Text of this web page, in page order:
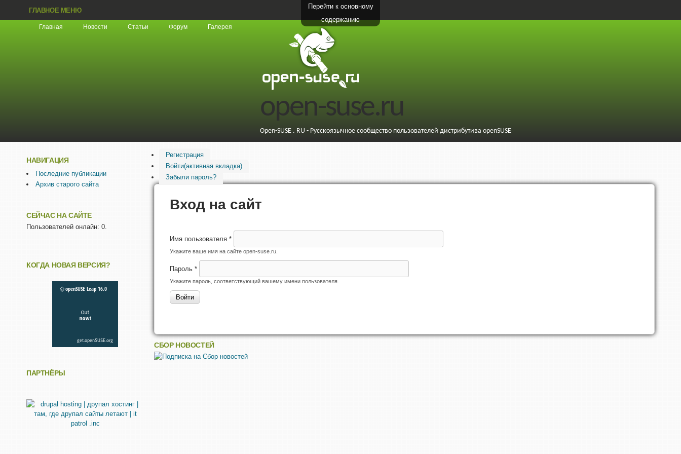
Перейти к основному
содержанию
ГЛАВНОЕ МЕНЮ
Главная Новости Статьи Форум Галерея
open-suse.ru
Open-SUSE . RU - Русскоязычное сообщество пользователей дистрибутива openSUSE
Регистрация
Войти(активная вкладка)
Забыли пароль?
Вход на сайт
Имя пользователя *
Укажите ваше имя на сайте open-suse.ru.
Пароль *
Укажите пароль, соответствующий вашему имени пользователя.
СБОР НОВОСТЕЙ
НАВИГАЦИЯ
Последние публикации
Архив старого сайта
СЕЙЧАС НА САЙТЕ
Пользователей онлайн: 0.
КОГДА НОВАЯ ВЕРСИЯ?
ПАРТНЁРЫ